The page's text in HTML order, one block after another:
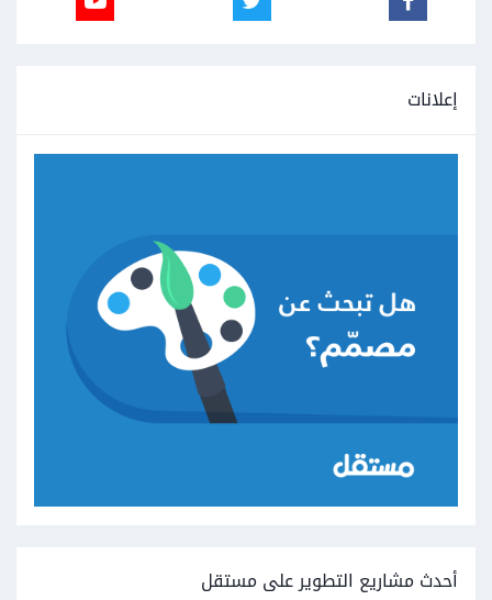
إعلانات
أحدث مشاريع التطوير على مستقل